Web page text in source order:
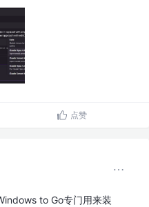
点赞
to Go专门用来装